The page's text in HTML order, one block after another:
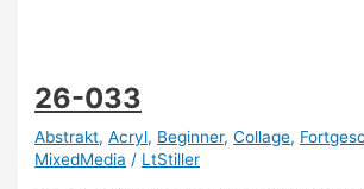
26-033
Abstrakt,Acryl, Beginner,Collage,
MixedMedia / LtStiller